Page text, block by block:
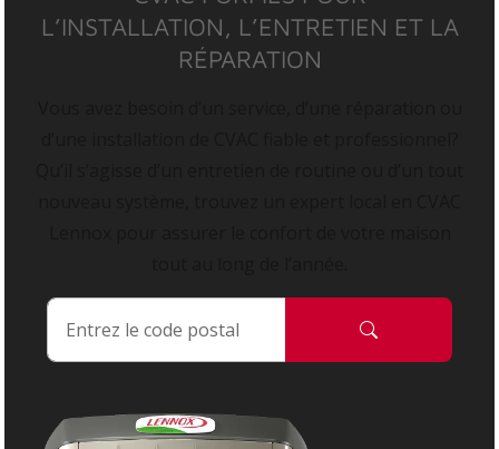
L’INSTALLATION, L’ENTRETIEN ET LA
RÉPARATION